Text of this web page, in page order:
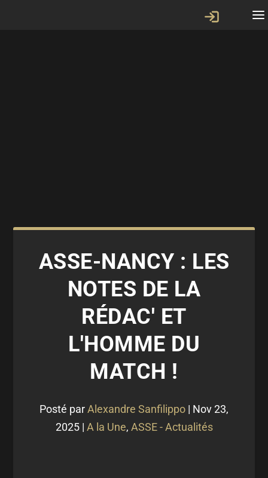
ASSE-NANCY : LES
NOTES DE LA
RÉDAC' ET
L'HOMME DU
MATCH !
Posté parAlexandre Sanfilippo | Nov 23,
2025| A la Une, ASSE - Actualités